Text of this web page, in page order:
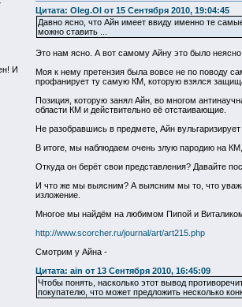
И
Цитата: Oleg.Ol от 15 Сентября 2010, 19:04:45
Давно ясно, что Айн имеет ввиду именно те
можно ставить ...
Это нам ясно. А вот самому Айну это было
Моя к нему претензия была вовсе не по поводу
профанирует ту самую КМ, которую взялся
Позиция, которую занял Айн, во многом
области КМ и действительно её отстаивающие.
Не разобравшись в предмете, Айн
В итоге, мы наблюдаем очень злую пародию на
Откуда он берёт свои представления? Давайте
И что же мы выясним? А выясним мы то, что
изложение.
Многое мы найдём на любимом Пипой и
http://www.scorcher.ru/journal/art/art215.php
Смотрим у Айна -
Цитата: ain от 13 Сентября 2010, 16:45:09
Чтобы понять, насколько этот вывод
покупателю, что может предложить несколько